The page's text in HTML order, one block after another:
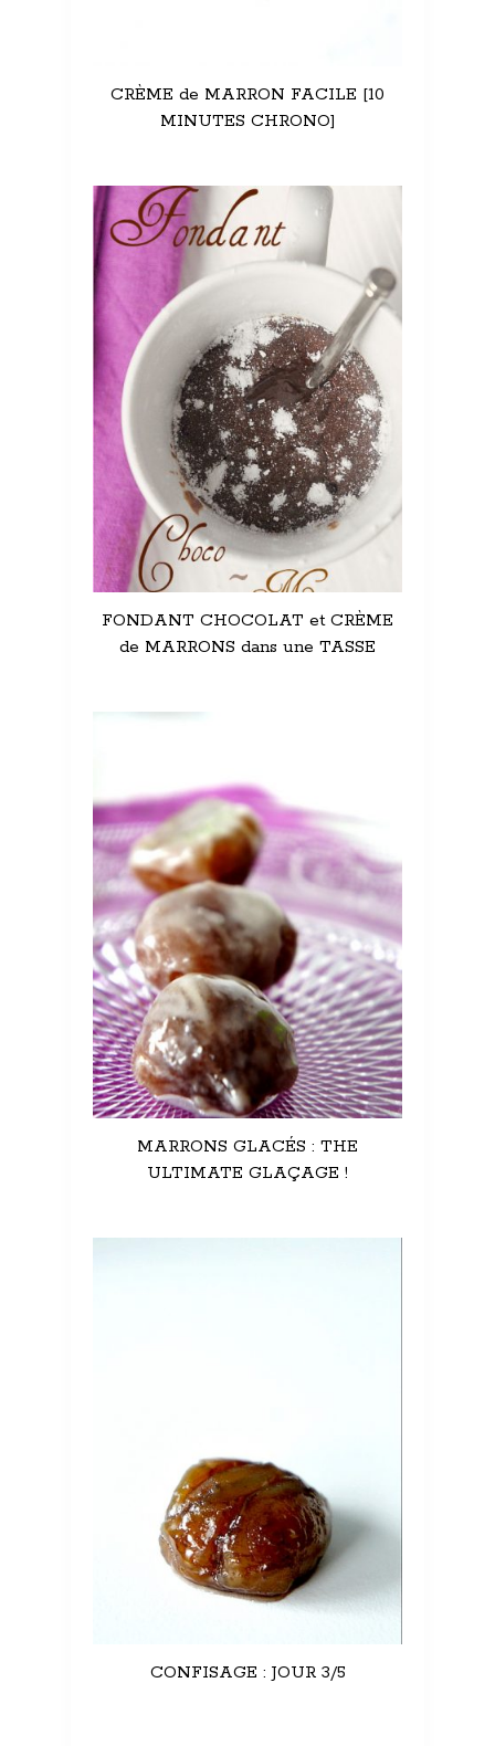
CRÈME de MARRON FACILE [10
MINUTES CHRONO]
FONDANT CHOCOLAT et CRÈME
de MARRONS dans une TASSE
MARRONS GLACÉS : THE
ULTIMATE GLAÇAGE !
CONFISAGE : JOUR 3/5